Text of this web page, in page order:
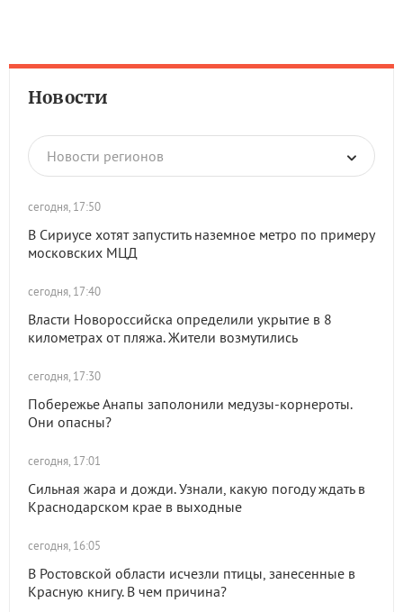
Новости
Новости регионов
сегодня, 17:50
В Сириусе хотят запустить наземное метро по примеру
московских МЦД
сегодня, 17:40
Власти Новороссийска определили укрытие в 8
километрах от пляжа. Жители возмутились
сегодня, 17:30
Побережье Анапы заполонили медузы-корнероты.
Они опасны?
сегодня, 17:01
Сильная жара и дожди. Узнали, какую погоду ждать в
Краснодарском крае в выходные
сегодня, 16:05
В Ростовской области исчезли птицы, занесенные в
Красную книгу. В чем причина?